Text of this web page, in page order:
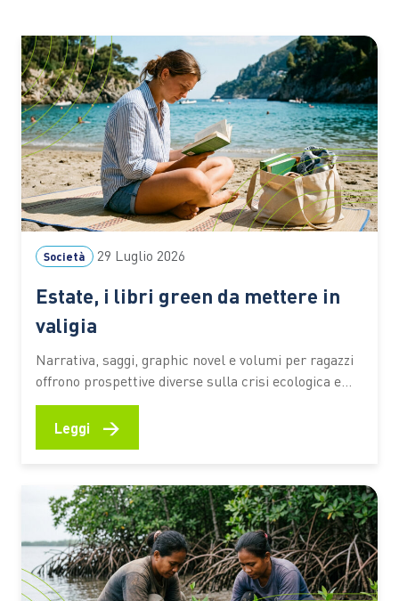
Società 29 Luglio 2026
Estate, i libri green da mettere in
valigia
Narrativa, saggi, graphic novel e volumi per ragazzi
offrono prospettive diverse sulla crisi ecologica e
sul rapporto tra persone e ambiente. I titoli
premiati dal Premio Demetra 2026 diventano una
chi mette in valigia un…
Leggi →